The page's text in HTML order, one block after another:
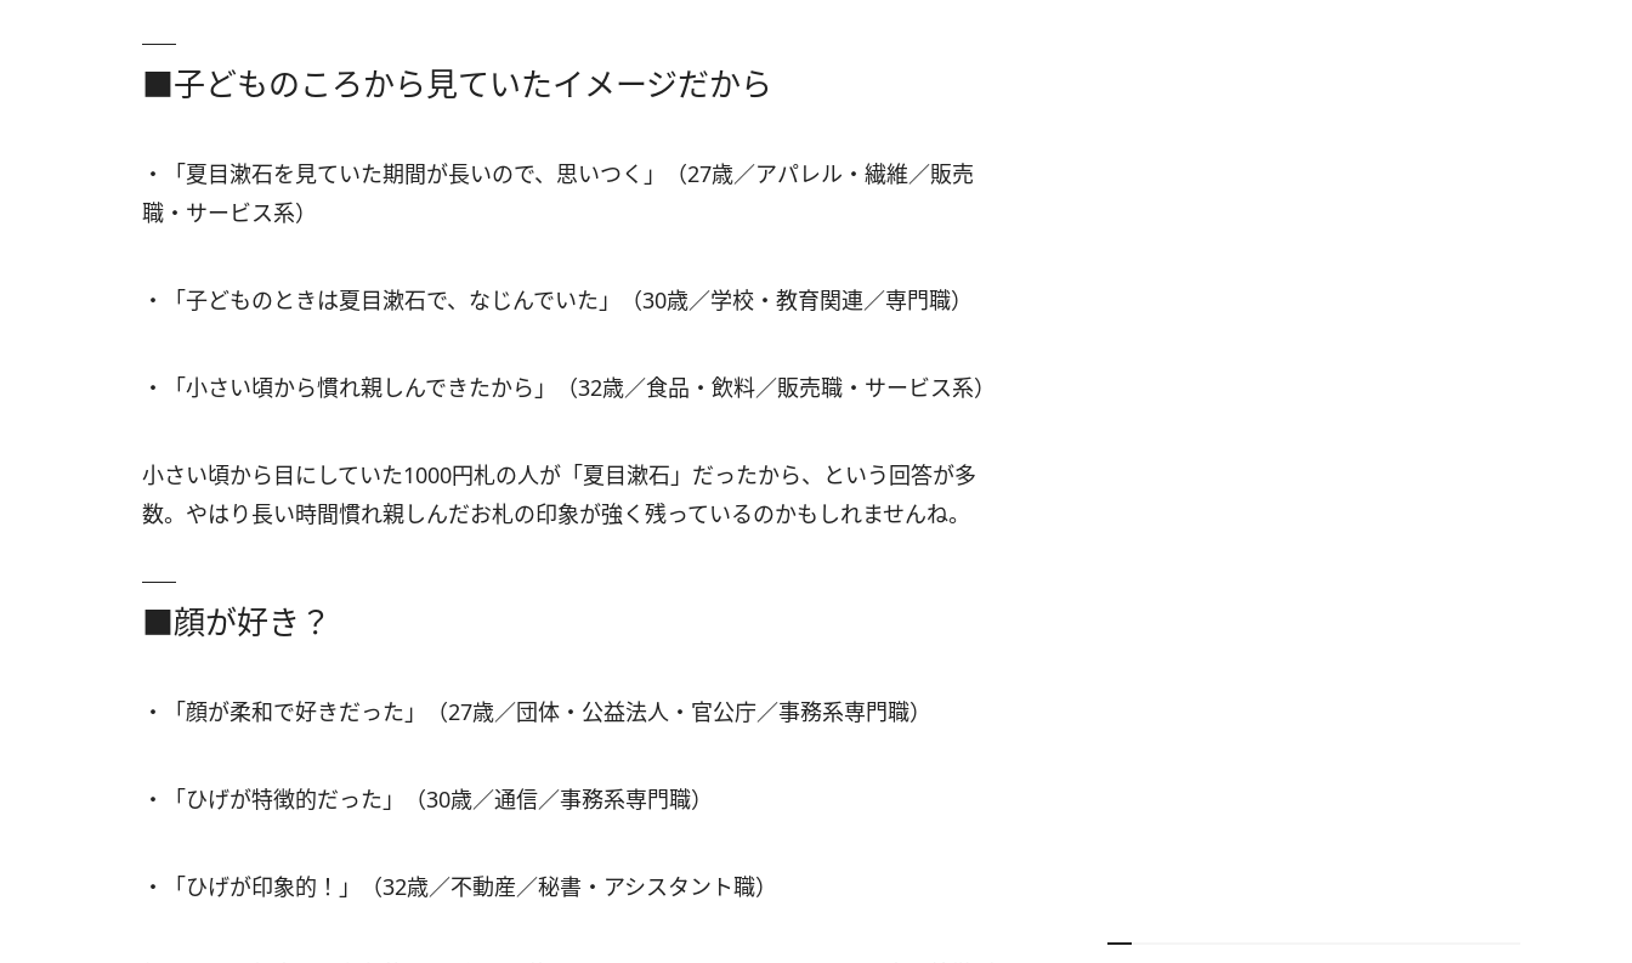
■子どものころから見ていたイメージだから
・「夏目漱石を見ていた期間が長いので、思いつく」（27歳／アパレル・繊維／販売
職・サービス系）
・「子どものときは夏目漱石で、なじんでいた」（30歳／学校・教育関連／専門職）
・「小さい頃から慣れ親しんできたから」（32歳／食品・飲料／販売職・サービス系）
小さい頃から目にしていた1000円札の人が「夏目漱石」だったから、という回答が多
数。やはり長い時間慣れ親しんだお札の印象が強く残っているのかもしれませんね。
■顔が好き？
・「顔が柔和で好きだった」（27歳／団体・公益法人・官公庁／事務系専門職）
・「ひげが特徴的だった」（30歳／通信／事務系専門職）
・「ひげが印象的！」（32歳／不動産／秘書・アシスタント職）